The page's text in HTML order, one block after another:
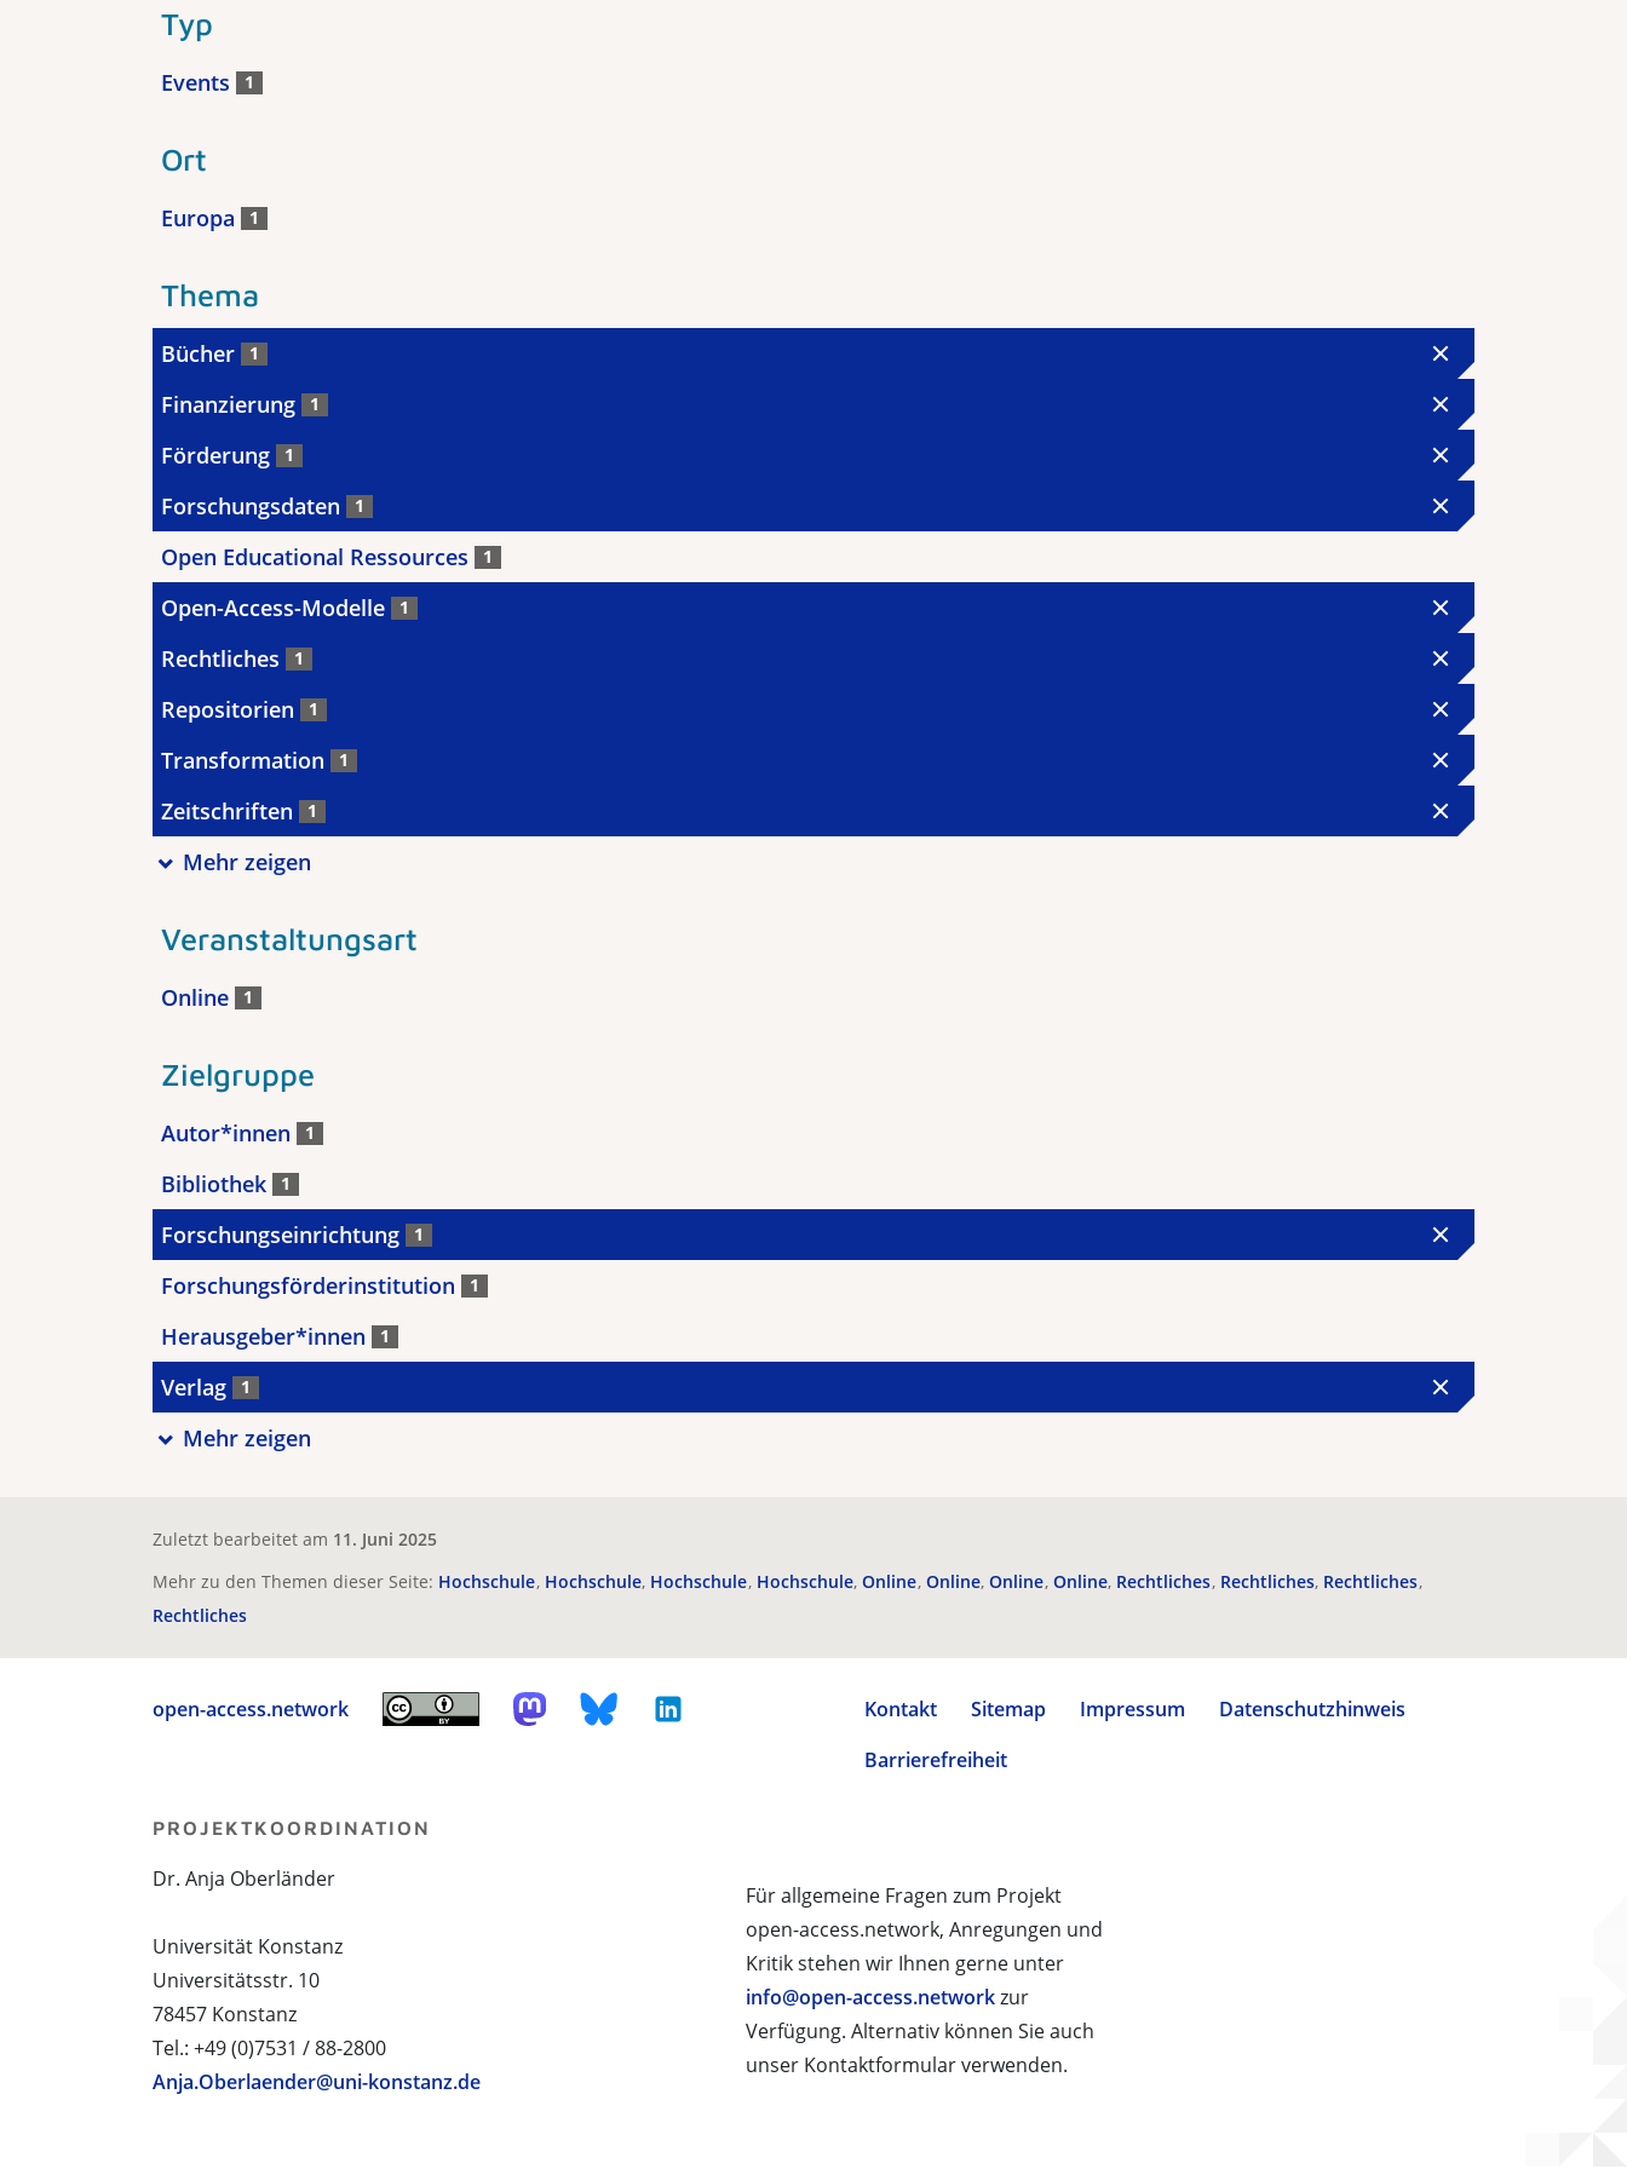
Typ
Events 1
Ort
Europa 1
Thema
Bücher 1
Finanzierung 1
Förderung 1
Forschungsdaten 1
Open Educational Ressources 1
Open-Access-Modelle 1
Rechtliches 1
Repositorien 1
Transformation 1
Zeitschriften 1
Mehr zeigen
Veranstaltungsart
Online 1
Zielgruppe
Autor*innen 1
Bibliothek 1
Forschungseinrichtung 1
Forschungsförderinstitution 1
Herausgeber*innen 1
Verlag 1
Mehr zeigen
Zuletzt bearbeitet am 11. Juni 2025
Mehr zu den Themen dieser Seite: Hochschule Hochschule Hochschule Hochschule Online Online Online Online Rechtliches Rechtliches Rechtliches
Rechtliches
open-access.network Kontakt Sitemap Impressum
Datenschutzhinweis
Barrierefreiheit
Für allgemeine Fragen zum Projekt
open-access.network, Anregungen und
Kritik stehen wir Ihnen gerne unter
info@open-access.networkzur
Verfügung. Alternativ können Sie auch
unser Kontaktformular verwenden.
PROJEKTKOORDINATION
Dr. Anja Oberländer
Universität Konstanz
Universitätsstr. 10
78457 Konstanz
Tel.: +49 (0)7531 / 88-2800
Anja.Oberlaender@uni-konstanz.de